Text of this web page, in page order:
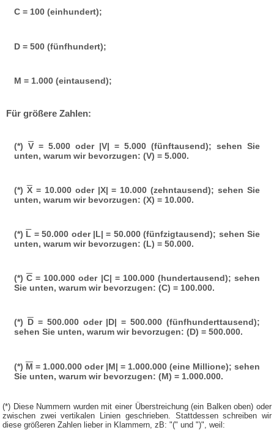
C = 100 (einhundert);
D = 500 (fünfhundert);
M = 1.000 (eintausend);
Für größere Zahlen:
(*) V= 5.000 oder |V| = 5.000 (fünftausend); sehen Sie
unten, warum wir bevorzugen: (V) = 5.000.
(*) X= 10.000 oder |X| = 10.000 (zehntausend); sehen Sie
unten, warum wir bevorzugen: (X) = 10.000.
(*) L = 50.000 oder |L| = 50.000 (fünfzigtausend); sehen Sie
unten, warum wir bevorzugen: (L) = 50.000.
(*) C= 100.000 oder |C| = 100.000 (hundertausend); sehen
Sie unten, warum wir bevorzugen: (C) = 100.000.
(*) D= 500.000 oder |D| = 500.000 (fünfhunderttausend);
sehen Sie unten, warum wir bevorzugen: (D) = 500.000.
(*) M = 1.000.000 oder |M| = 1.000.000 (eine Millione); sehen
Sie unten, warum wir bevorzugen: (M) = 1.000.000.
(*) Diese Nummern wurden mit einer Überstreichung (ein Balken oben) oder
zwischen zwei vertikalen Linien geschrieben. Stattdessen schreiben wir
diese größeren Zahlen lieber in Klammern, zB: "(" und ")", weil: